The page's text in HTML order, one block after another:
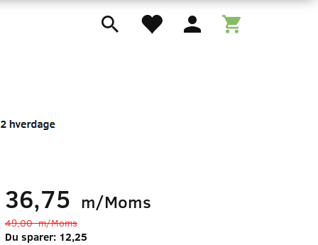
36,75 m/Moms
49,00m/Moms
Du sparer: 12,25